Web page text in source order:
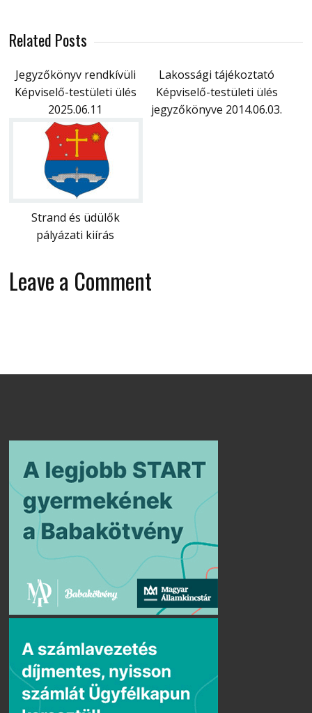
Related Posts
Jegyzőkönyv rendkívüli
Képviselő-testületi ülés
2025.06.11
Lakossági tájékoztató
Képviselő-testületi ülés
jegyzőkönyve 2014.06.03.
Strand és üdülők
pályázati kiírás
Leave a Comment